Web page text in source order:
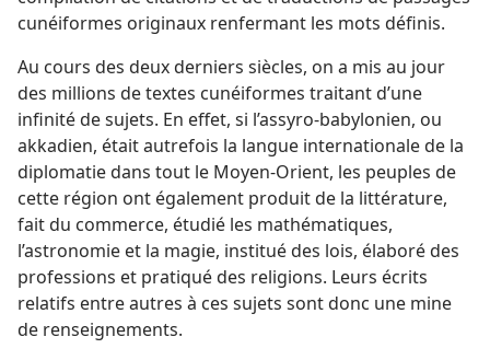
cunéiformes originaux renfermant les mots définis.
Au cours des deux derniers siècles, on a mis au jour
des millions de textes cunéiformes traitant d’une
infinité de sujets. En effet, si l’assyro-babylonien, ou
akkadien, était autrefois la langue internationale de la
diplomatie dans tout le Moyen-Orient, les peuples de
cette région ont également produit de la littérature,
fait du commerce, étudié les mathématiques,
l’astronomie et la magie, institué des lois, élaboré des
professions et pratiqué des religions. Leurs écrits
relatifs entre autres à ces sujets sont donc une mine
de renseignements.